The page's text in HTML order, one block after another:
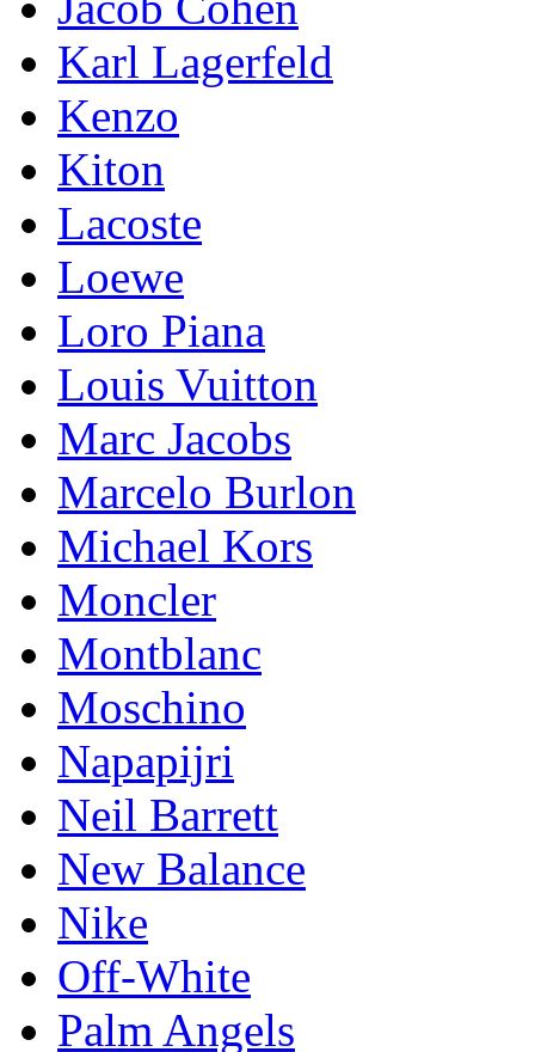
Karl Lagerfeld
Kenzo
Kiton
Lacoste
Loewe
Loro Piana
Lоuis Vuittоn
Marc Jacobs
Marcelo Burlon
Michael Kors
Mоnсlеr
Montblanc
Moschino
Napapijri
Neil Barrett
New Balance
Nike
Off-White
Palm Angels